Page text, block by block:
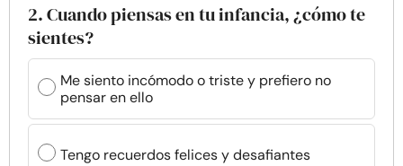
2. Cuando piensas en tu infancia, ¿cómo te
sientes?
Me siento incómodo o triste y prefiero no
pensar en ello
Tengo recuerdos felices y desafiantes